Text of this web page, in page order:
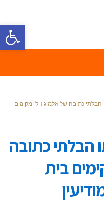
פתח
כתובה של אלמוג ז"ל ומקימים
הבלתי כתובה
בית